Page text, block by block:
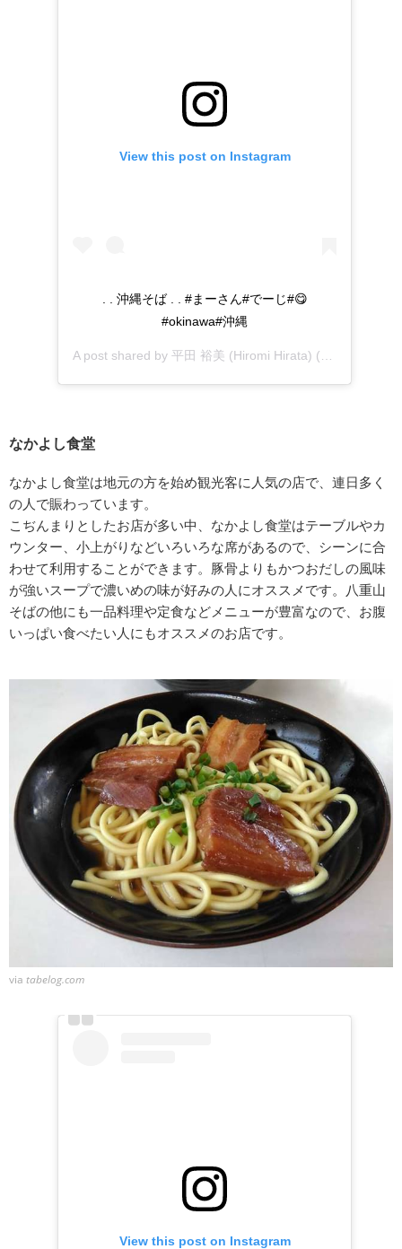
View this post on Instagram
. . 沖縄そば . . #まーさん#でーじ#😋
#okinawa#沖縄
A post shared by 平田 裕美 (Hiromi Hirata) (@romihi0327) on
なかよし食堂
なかよし食堂は地元の方を始め観光客に人気の店で、連日多く
の人で賑わっています。
こぢんまりとしたお店が多い中、なかよし食堂はテーブルやカ
ウンター、小上がりなどいろいろな席があるので、シーンに合
わせて利用することができます。豚骨よりもかつおだしの風味
が強いスープで濃いめの味が好みの人にオススメです。八重山
そばの他にも一品料理や定食などメニューが豊富なので、お腹
いっぱい食べたい人にもオススメのお店です。
via tabelog.com
View this post on Instagram